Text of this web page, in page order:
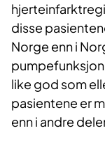
disse
Norge enn i
like god som
pasientene er
enn i andre